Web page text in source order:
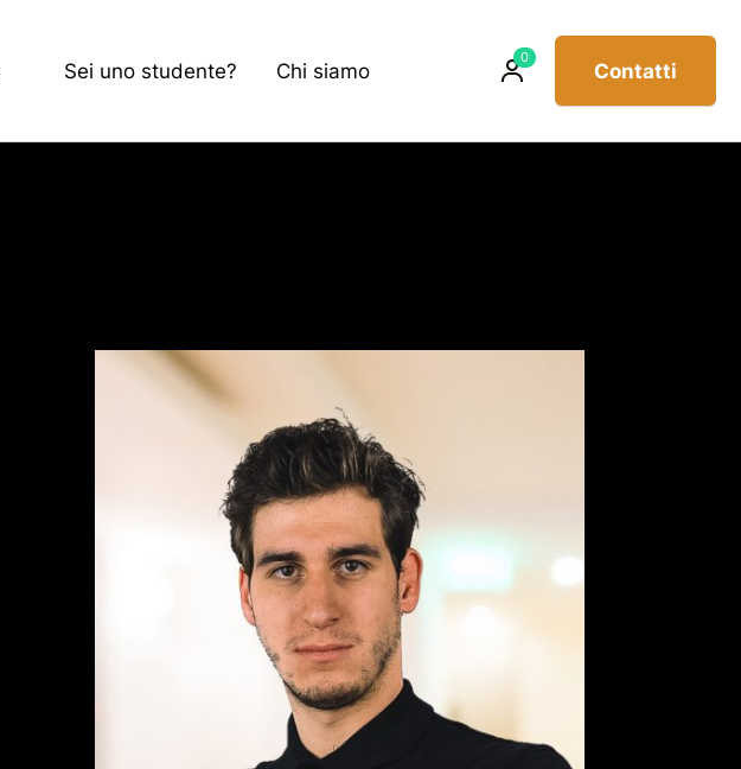
Sei uno studente? Chi siamo
0Prodotti
sul Contatti